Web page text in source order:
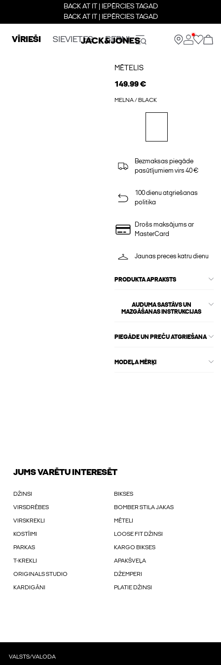
BACK AT IT | IEPĒRCIES TAGAD
BACK AT IT | IEPĒRCIES TAGAD
VĪRIEŠI SIEVIETES BERNI
MĒTELIS
149.99 €
MELNA / BLACK
Bezmaksas piegāde
pasūtījumiem virs 40 €
100 dienu atgriešanas
politika
Drošs maksājums ar
MasterCard
Jaunas preces katru dienu
PRODUKTA APRAKSTS
AUDUMA SASTĀVS UN
MAZGĀŠANAS INSTRUKCIJAS
PIEGĀDE UN PREČU ATGRIEŠANA
MODEĻA MĒRĶI
JUMS VARĒTU INTERESĒT
DŽINSI BIKSES
VIRSDRĒBES BOMBER STILA JAKAS
VIRSKREKLI MĒTELI
KOSTĪIMI LOOSE FIT DŽINSI
PARKAS KARGO BIKSES
T-KREKLI APAKŠVEĻA
ORIGINALS STUDIO DŽEMPERI
KARDIGĀNI PLATIE DŽINSI
VALSTS/VALODA